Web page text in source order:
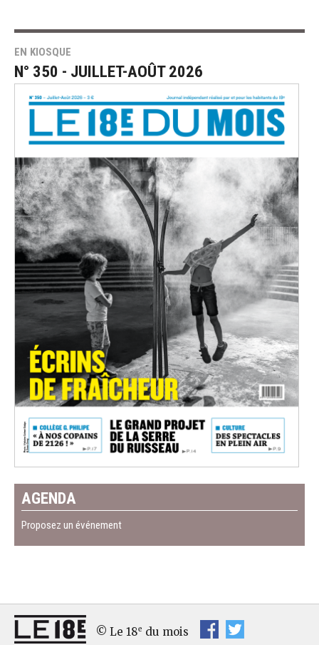
EN KIOSQUE
N° 350 - JUILLET-AOÛT 2026
AGENDA
Proposez un événement
© Le 18e du mois